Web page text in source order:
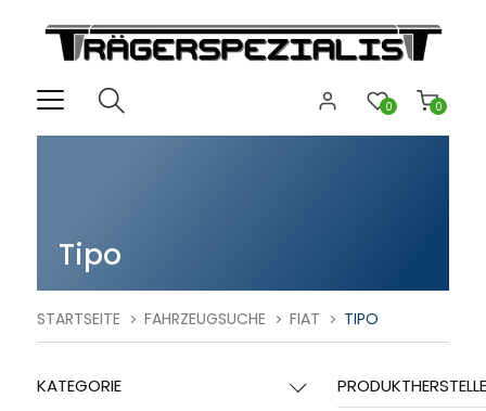
0
0
Tipo
STARTSEITE FAHRZEUGSUCHE FIAT TIPO
KATEGORIE